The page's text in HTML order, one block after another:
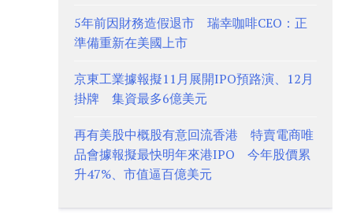
5年前因財務造假退市 瑞幸咖啡CEO：正
準備重新在美國上市
京東工業據報擬11月展開IPO預路演、12月
掛牌 集資最多6億美元
再有美股中概股有意回流香港 特賣電商唯
品會據報擬最快明年來港IPO 今年股價累
升47%、市值逼百億美元